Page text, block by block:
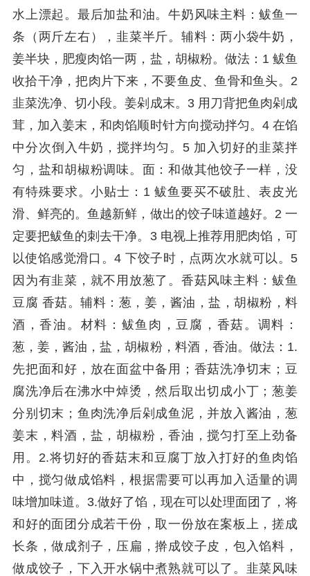
水上漂起。最后加盐和油。牛奶风味主料：鲅鱼一
条（两斤左右），韭菜半斤。辅料：两小袋牛奶，
姜半块，肥瘦肉馅一两，盐，胡椒粉。做法：1 鲅鱼
收拾干净，把肉片下来，不要鱼皮、鱼骨和鱼头。2
韭菜洗净、切小段。姜剁成末。3 用刀背把鱼肉剁成
茸，加入姜末，和肉馅顺时针方向搅动拌匀。4 在馅
中分次倒入牛奶，搅拌均匀。5 加入切好的韭菜拌
匀，盐和胡椒粉调味。面：和做其他饺子一样，没
有特殊要求。小贴士：1 鲅鱼要买不破肚、表皮光
滑、鲜亮的。鱼越新鲜，做出的饺子味道越好。2 一
定要把鲅鱼的刺去干净。3 电视上推荐用肥肉馅，可
以使馅感觉滑口。4 下饺子时，点两次水就可以。5
因为有韭菜，就不用放葱了。香菇风味主料：鲅鱼
豆腐 香菇。辅料：葱，姜，酱油，盐，胡椒粉，料
酒，香油。材料：鲅鱼肉，豆腐，香菇。调料：
葱，姜，酱油，盐，胡椒粉，料酒，香油。做法：1.
先把面和好，放在面盆中备用；香菇洗净切末；豆
腐洗净后在沸水中焯烫，然后取出切成小丁；葱姜
分别切末；鱼肉洗净后剁成鱼泥，并放入酱油，葱
姜末，料酒，盐，胡椒粉，香油，搅匀打至上劲备
用。2.将切好的香菇末和豆腐丁放入打好的鱼肉馅
中，搅匀做成馅料，根据需要可以再加入适量的调
味增加味道。3.做好了馅，现在可以处理面团了，将
和好的面团分成若干份，取一份放在案板上，搓成
长条，做成剂子，压扁，擀成饺子皮，包入馅料，
做成饺子，下入开水锅中煮熟就可以了。韭菜风味